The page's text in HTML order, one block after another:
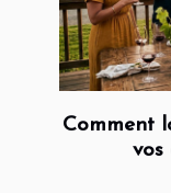
Comment
vos